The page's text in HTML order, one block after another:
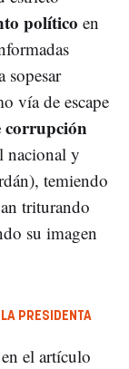
político en
sopesar
vía de escape
corrupción
nacional y
temiendo
triturando
su imagen
PRESIDENTA
el artículo